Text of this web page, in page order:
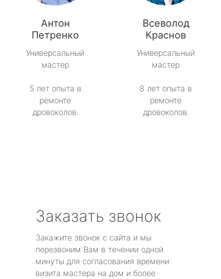
Антон
Петренко
Универсальный
мастер
5 лет опыта в
ремонте
дровоколов.
Всеволод
Краснов
Универсальный
мастер
8 лет опыта в
ремонте
дровоколов.
Заказать звонок
Закажите звонок с сайта и мы
перезвоним Вам в течении одной
минуты для согласования времени
визита мастера на дом и более